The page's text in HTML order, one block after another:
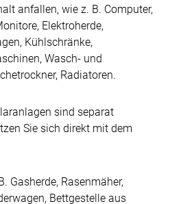
anfallen, wie z. B. Computer,
Elektroherde,
Kühlschränke,
Wasch- und
Radiatoren.
sind separat
Sie sich direkt mit dem
Gasherde, Rasenmäher,
Bettgestelle aus